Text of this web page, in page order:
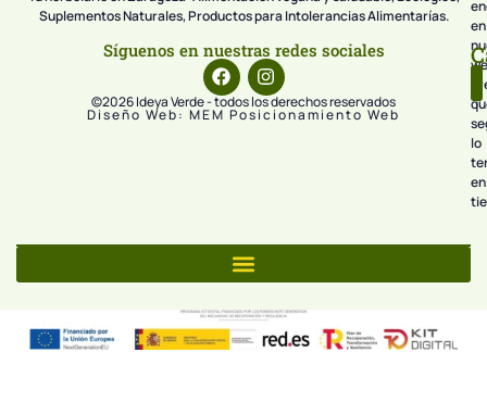
Suplementos Naturales, Productos para Intolerancias Alimentarías.
Síguenos en nuestras redes sociales
©2026 Ideya Verde - todos los derechos reservados
Diseño Web: MEM Posicionamiento Web
en
lo
en